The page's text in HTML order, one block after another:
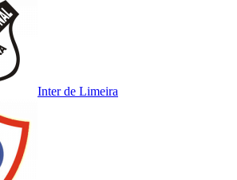
Inter de Limeira